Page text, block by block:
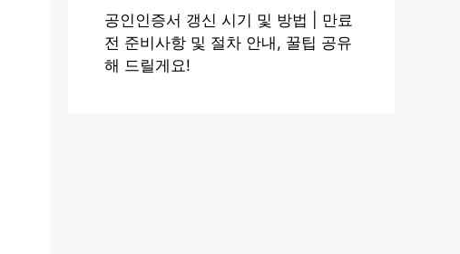
공인인증서 갱신 시기 및 방법 | 만료
전 준비사항 및 절차 안내, 꿀팁 공유
해 드릴게요!